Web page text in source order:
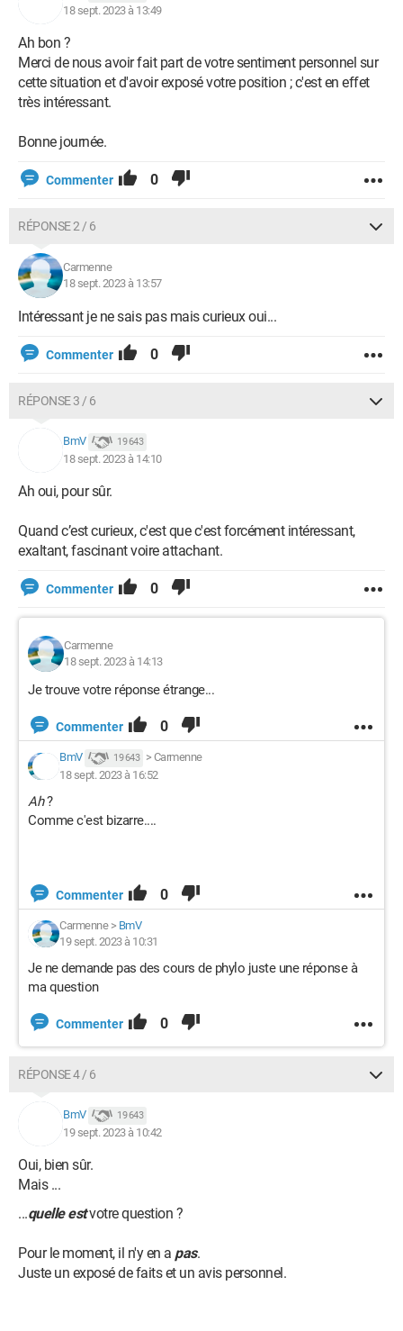
18 sept. 2023 à 13:49
Ah bon ?
Merci de nous avoir fait part de votre sentiment personnel sur
cette situation et d'avoir exposé votre position ; c'est en effet
très intéressant.
Bonne journée.
Commenter 0
RÉPONSE 2 / 6
Carmenne
18 sept. 2023 à 13:57
Intéressant je ne sais pas mais curieux oui...
Commenter 0
RÉPONSE 3 / 6
BmV 19 643
18 sept. 2023 à 14:10
Ah oui, pour sûr.
Quand c’est curieux, c'est que c'est forcément intéressant,
exaltant, fascinant voire attachant.
Commenter 0
Carmenne
18 sept. 2023 à 14:13
Je trouve votre réponse étrange...
Commenter 0
BmV 19 643 > Carmenne
18 sept. 2023 à 16:52
Ah?
Comme c'est bizarre....
Commenter 0
Carmenne> BmV
19 sept. 2023 à 10:31
Je ne demande pas des cours de phylo juste une réponse à
ma question
Commenter 0
RÉPONSE 4 / 6
BmV 19 643
19 sept. 2023 à 10:42
Oui, bien sûr.
Mais ...
...quelle estvotre question ?
Pour le moment, il n'y en a pas.
Juste un exposé de faits et un avis personnel.